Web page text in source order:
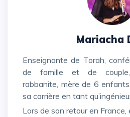
Mariacha
Enseignante de Torah, conférencière, thérapeute
de famille et de couple,
rabbanite, mère de 6
sa carrière en tant
Lors de son retour en France, elle se reconvertit et